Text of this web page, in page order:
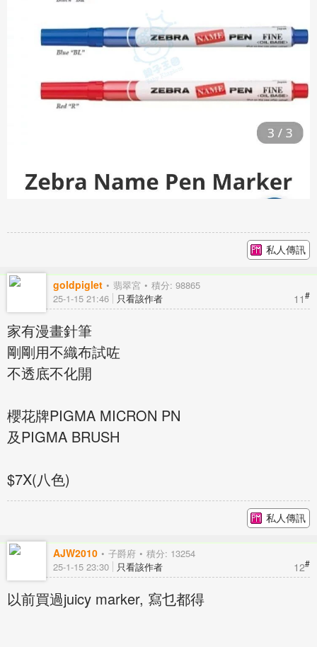
私人傳訊
goldpiglet 翡翠宮 積分: 98865
11#
25-1-15 21:46 只看該作者
家有漫畫針筆
剛剛用不織布試咗
不透底不化開
櫻花牌PIGMA MICRON PN
及PIGMA BRUSH
$7X(八色)
私人傳訊
AJW2010 子爵府 積分: 13254
12#
25-1-15 23:30 只看該作者
以前買過juicy marker, 寫乜都得